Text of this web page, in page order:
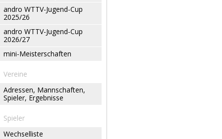
andro WTTV-Jugend-Cup
2025/26
andro WTTV-Jugend-Cup
2026/27
mini-Meisterschaften
Vereine
Adressen, Mannschaften,
Spieler, Ergebnisse
Spieler
Wechselliste